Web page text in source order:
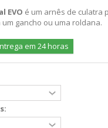
EVO é um arnês de culatra
gancho ou uma roldana.
em 24 horas